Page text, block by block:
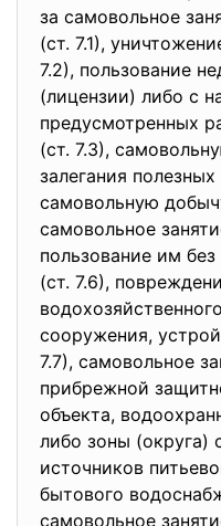
за самовольное
(ст. 7.1),
7.2), пользование
(лицензии) либо с
предусмотренных
(ст. 7.3),
залегания
самовольную
самовольное
пользование им
(ст. 7.6),
сооружения,
7.7), самовольное
прибрежной
объекта,
либо зоны (округа)
источников
бытового
самовольное